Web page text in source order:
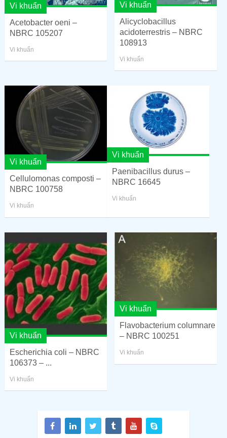
Vi khuẩn
Acetobacter oeni –
NBRC 105207
Vi khuẩn
Vi khuẩn
Alicyclobacillus
acidoterrestris – NBRC
108913
Vi khuẩn
Vi khuẩn
Cellulomonas composti –
NBRC 100758
Vi khuẩn
Vi khuẩn
Paenibacillus durus –
NBRC 16645
Vi khuẩn
Vi khuẩn
Escherichia coli – NBRC
106373 – ...
Vi khuẩn
Vi khuẩn
Flavobacterium columnare
– NBRC 100251
Vi khuẩn